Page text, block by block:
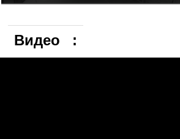
Видео :